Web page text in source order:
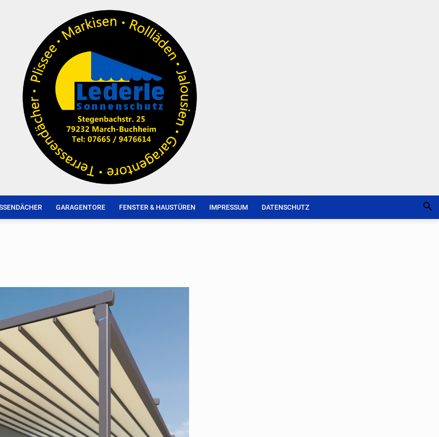
GARAGENTORE FENSTER & HAUSTÜREN IMPRESSUM DATENSCHUTZ